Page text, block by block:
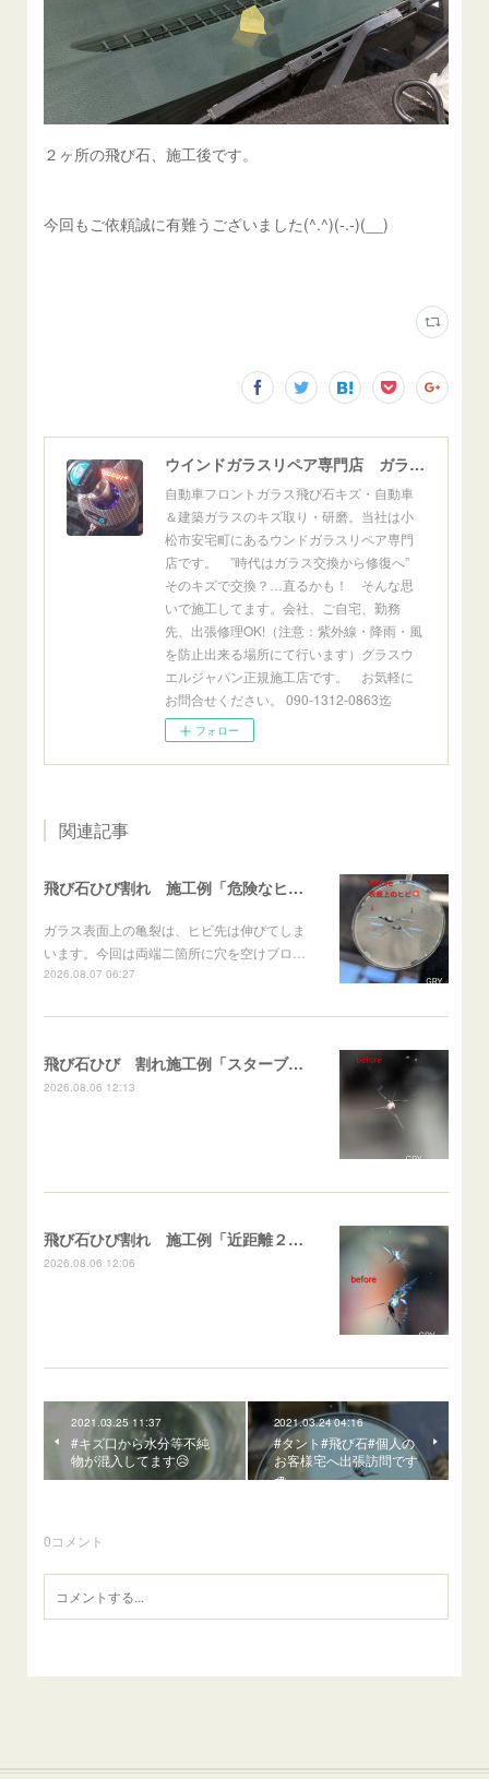
２ヶ所の飛び石、施工後です。
今回もご依頼誠に有難うございました(^.^)(-.-)(__)
ウインドガラスリペア専門店 ガラスリペア・ヨシダ グラスウェルドジャパン 正規施工店 小松市
自動車フロントガラス飛び石キズ・自動車
＆建築ガラスのキズ取り・研磨。当社は小
松市安宅町にあるウンドガラスリペア専門
店です。 ”時代はガラス交換から修復へ”
そのキズで交換？…直るかも！ そんな思
いで施工してます。会社、ご自宅、勤務
先、出張修理OK!（注意：紫外線・降雨・風
を防止出来る場所にて行います）グラスウ
エルジャパン正規施工店です。 お気軽に
お問合せください。 090-1312-0863迄
フォロー
関連記事
飛び石ひび割れ 施工例「危険なヒビ🚨⚠️表面上亀裂」ジムニー
ガラス表面上の亀裂は、ヒビ先は伸びてしま
います。今回は両端二箇所に穴を空けブロ…
2026.08.07 06:27
飛び石ひび 割れ施工例「スターブレイク系」 フリード
2026.08.06 12:13
飛び石ひび割れ 施工例「近距離２箇所・パーシャル系+スターブレイク系」ハイエース
2026.08.06 12:06
2021.03.25 11:37
#キズ口から水分等不純
物が混入してます😥
2021.03.24 04:16
#タント#飛び石#個人の
お客様宅へ出張訪問です
🚙
0コメント